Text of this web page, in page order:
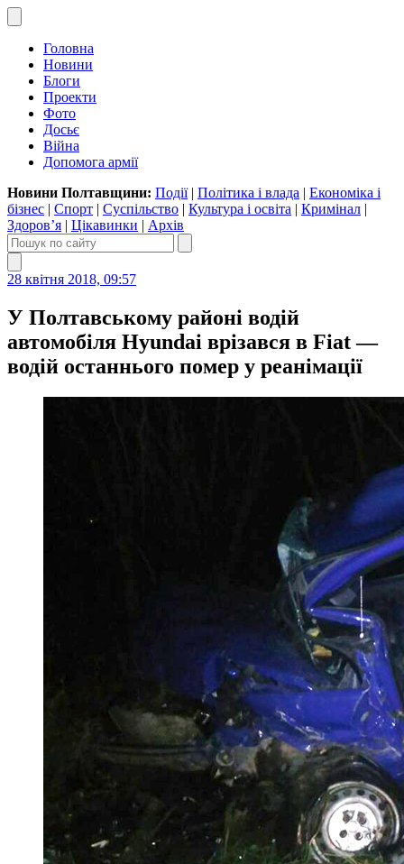
Головна
Новини
Блоги
Проекти
Фото
Досьє
Війна
Допомога армії
Новини Полтавщини: Події| Політика і влада | Економіка і
бізнес | Спорт | Суспільство | Культура і освіта | Кримінал |
Здоров’я | Цікавинки | Архів
28 квітня 2018, 09:57
У Полтавському районі водій
автомобіля Hyundai врізався в Fiat —
водій останнього помер у реанімації